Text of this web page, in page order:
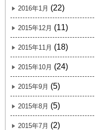
2016年1月 (22)
2015年12月 (11)
2015年11月 (18)
2015年10月 (24)
2015年9月 (5)
2015年8月 (5)
2015年7月 (2)